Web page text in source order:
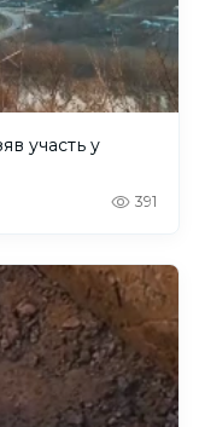
участь у
391